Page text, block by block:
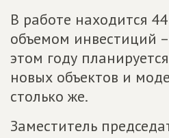
В работе находится
объемом инвестиций
этом году
новых объектов и
столько же.
Заместитель